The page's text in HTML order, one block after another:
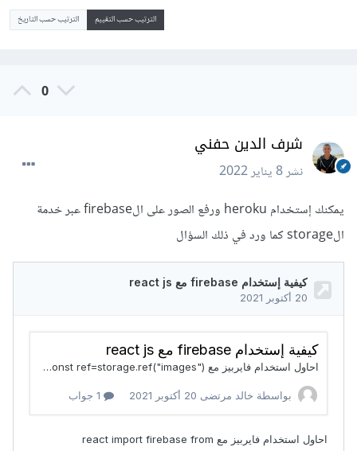
الترتيب حسب التقييم الترتيب حسب التاريخ
0
شرف الدين حفني
نشر8 يناير 2022
يمكنك إستخدام heroku ورفع الصور على الfirebase عبر خدمة
الstorage كما ورد في ذلك السؤال